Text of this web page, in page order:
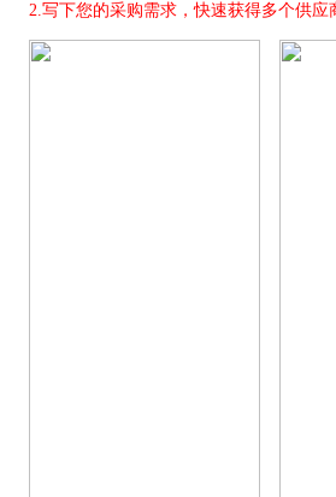
2.写下您的采购需求，快速获得多个供应